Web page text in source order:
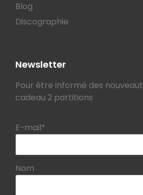
Blog
Discographie
Newsletter
Pour être informé des
cadeau 2 partitions
E-mail*
Nom